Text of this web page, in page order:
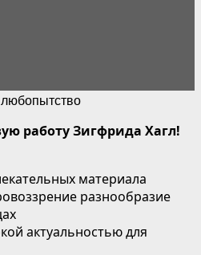
любопытство
работу Зигфрида Хагл!
материала
разнообразие
актуальностью для